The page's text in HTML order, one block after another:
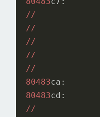
//
//
//
//
//
80483ca:
80483cd:
//